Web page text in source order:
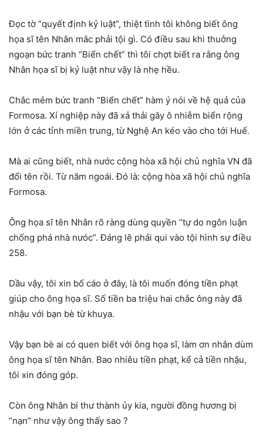
Đọc tờ “quyết định kỷ luật”, thiệt tình tôi không biết ông
họa sĩ tên Nhân mắc phải tội gì. Có điều sau khi thuởng
ngoạn bức tranh “Biển chết” thì tôi chợt biết ra rằng ông
Nhân họa sĩ bị kỷ luật như vậy là nhẹ hều.
Chắc mẻm bức tranh “Biển chết” hàm ý nói về hệ quả của
Formosa. Xí nghiệp này đã xả thải gây ô nhiễm biển rộng
lớn ở các tỉnh miền trung, từ Nghệ An kéo vào cho tới Huế.
Mà ai cũng biết, nhà nước cộng hòa xã hội chủ nghĩa VN đã
đổi tên rồi. Từ năm ngoái. Đó là: cộng hòa xã hội chủ nghĩa
Formosa.
Ông họa sĩ tên Nhân rõ ràng dùng quyền “tự do ngôn luận
chống phá nhà nưóc”. Đáng lẽ phải qui vào tội hình sự điều
258.
Dầu vậy, tôi xin bố cáo ở đây, là tôi muốn đóng tiền phạt
giúp cho ông họa sĩ. Số tiền ba triệu hai chắc ông này đã
nhậu với bạn bè từ khuya.
Vậy bạn bè ai có quen biết với ông họa sĩ, làm ơn nhắn dùm
ông họa sĩ tên Nhân. Bao nhiêu tiền phạt, kể cả tiền nhậu,
tôi xin đóng góp.
Còn ông Nhân bí thư thành ủy kia, người đồng hương bị
“nạn” như vậy ông thấy sao ?